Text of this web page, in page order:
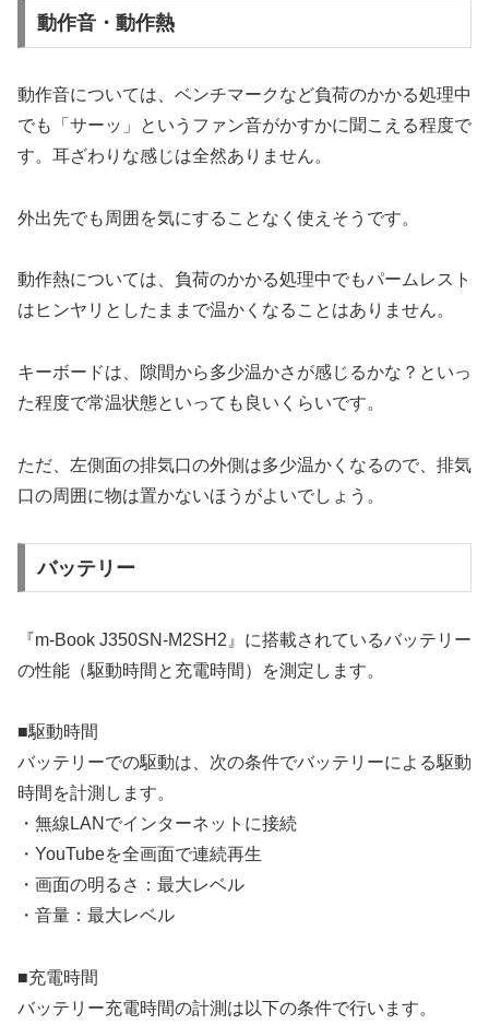
動作音・動作熱
動作音については、ベンチマークなど負荷のかかる処理中
でも「サーッ」というファン音がかすかに聞こえる程度で
す。耳ざわりな感じは全然ありません。
外出先でも周囲を気にすることなく使えそうです。
動作熱については、負荷のかかる処理中でもパームレスト
はヒンヤリとしたままで温かくなることはありません。
キーボードは、隙間から多少温かさが感じるかな？といっ
た程度で常温状態といっても良いくらいです。
ただ、左側面の排気口の外側は多少温かくなるので、排気
口の周囲に物は置かないほうがよいでしょう。
バッテリー
『m-Book J350SN-M2SH2』に搭載されているバッテリー
の性能（駆動時間と充電時間）を測定します。
■駆動時間
バッテリーでの駆動は、次の条件でバッテリーによる駆動
時間を計測します。
・無線LANでインターネットに接続
・YouTubeを全画面で連続再生
・画面の明るさ：最大レベル
・音量：最大レベル
■充電時間
バッテリー充電時間の計測は以下の条件で行います。